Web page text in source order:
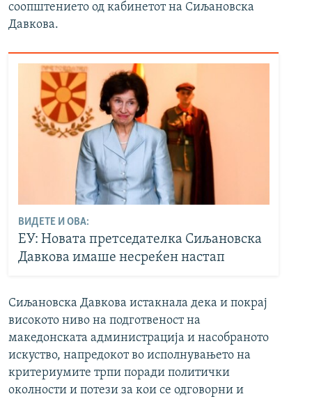
соопштението од кабинетот на Сиљановска
Давкова.
ВИДЕТЕ И ОВА:
ЕУ: Новата претседателка Сиљановска
Давкова имаше несреќен настап
Сиљановска Давкова истакнала дека и покрај
високото ниво на подготвеност на
македонската администрација и насобраното
искуство, напредокот во исполнувањето на
критериумите трпи поради политички
околности и потези за кои се одговорни и